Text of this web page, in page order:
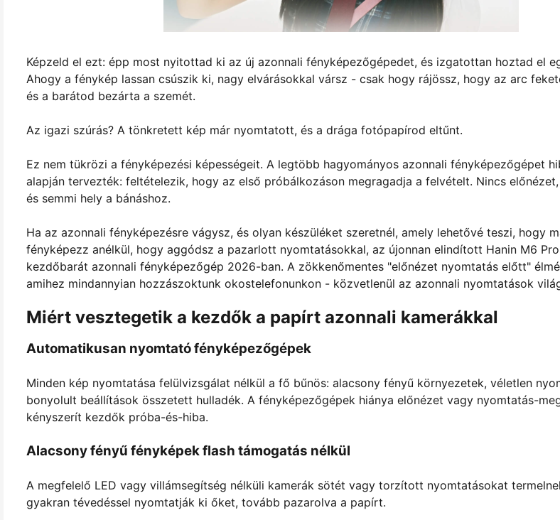
Képzeld el ezt: épp most nyitottad ki az új azonnali fényképezőgépedet, és izgatottan hoztad el
Ahogy a fénykép lassan csúszik ki, nagy elvárásokkal vársz - csak hogy rájössz, hogy az arc
és a barátod bezárta a szemét.
Az igazi szúrás? A tönkretett kép már nyomtatott, és a drága fotópapírod eltűnt.
Ez nem tükrözi a fényképezési képességeit. A legtöbb hagyományos azonnali fényképezőgépet
alapján tervezték: feltételezik, hogy az első próbálkozáson megragadja a felvételt. Nincs
és semmi hely a bánáshoz.
Ha az azonnali fényképezésre vágysz, és olyan készüléket szeretnél, amely lehetővé teszi, hogy
fényképezz anélkül, hogy aggódsz a pazarlott nyomtatásokkal, az újonnan elindított Hanin M6
kezdőbarát azonnali fényképezőgép 2026-ban. A zökkenőmentes "előnézet nyomtatás előtt"
amihez mindannyian hozzászoktunk okostelefonunkon - közvetlenül az azonnali nyomtatások
Miért vesztegetik a kezdők a papírt azonnali kamerákkal
Automatikusan nyomtató fényképezőgépek
Minden kép nyomtatása felülvizsgálat nélkül a fő bűnös: alacsony fényű környezetek, véletlen
bonyolult beállítások összetett hulladék. A fényképezőgépek hiánya előnézet vagy nyomtatás-
kényszerít kezdők próba-és-hiba.
Alacsony fényű fényképek flash támogatás nélkül
A megfelelő LED vagy villámsegítség nélküli kamerák sötét vagy torzított nyomtatásokat
gyakran tévedéssel nyomtatják ki őket, tovább pazarolva a papírt.